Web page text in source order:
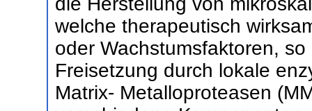
welche therapeutisch
oder Wachstumsfaktoren,
Freisetzung durch lokale
Matrix- Metalloproteasen